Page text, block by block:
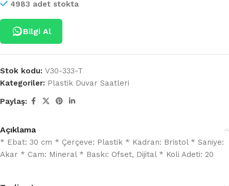
4983 adet stokta
Bilgi Al
Stok kodu: V30-333-T
Kategoriler: Plastik Duvar Saatleri
Paylaş:
Açıklama
* Ebat: 30 cm * Çerçeve: Plastik * Kadran: Bristol * Saniye:
Akar * Cam: Mineral * Baskı: Ofset, Dijital * Koli Adeti: 20